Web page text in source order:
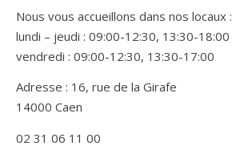
Nous vous accueillons dans nos locaux :
lundi – jeudi : 09:00-12:30, 13:30-18:00
vendredi : 09:00-12:30, 13:30-17:00
Adresse : 16, rue de la Girafe
14000 Caen
02 31 06 11 00